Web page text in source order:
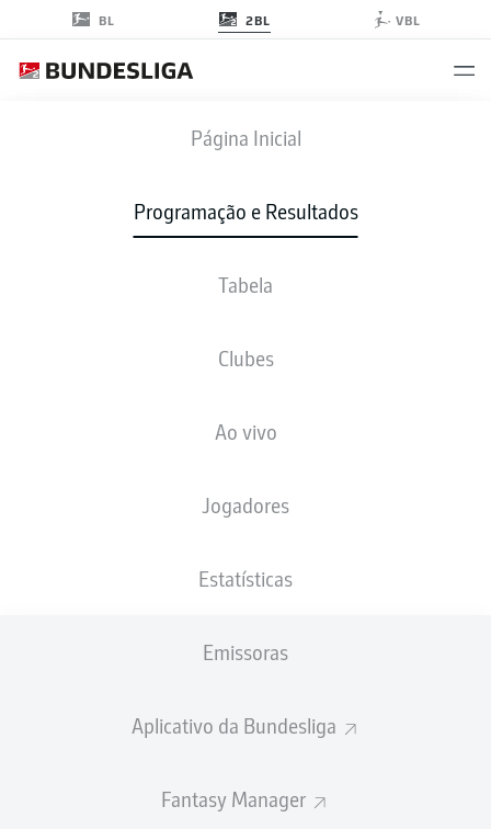
BL 2BL VBL
Página Inicial
Programação e Resultados
Tabela
Clubes
Ao vivo
Jogadores
Estatísticas
Emissoras
Aplicativo da Bundesliga
Fantasy Manager
EBS WOB
ESCALAÇÕES
sex., 27.11.2026 - dom., 29.11.2026
Publicidade